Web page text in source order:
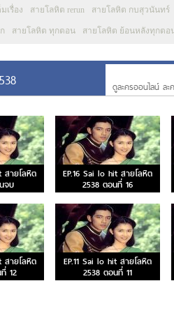
เรื่อง สายโลหิต rerun สายโลหิต กบสุวนันทร์
สายโลหิต ทุกตอน สายโลหิต ย้อนหลังทุกตอ
ดูละครออนไลน์ ล
สายโลหิต
จบ
EP.16 Sai lo hit สายโลหิต
2538 ตอนที่ 16
สายโลหิต
12
EP.11 Sai lo hit สายโลหิต
2538 ตอนที่ 11